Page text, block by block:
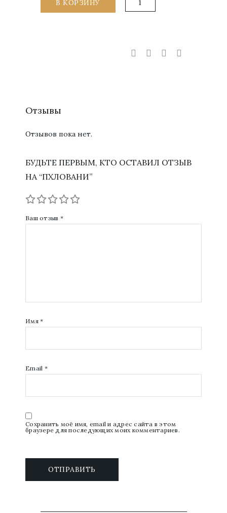
В КОРЗИНУ
товара
Отзывы
Отзывов пока нет.
БУДЬТЕ ПЕРВЫМ, КТО ОСТАВИЛ ОТЗЫВ
НА “ПХЛОВАНИ”
Ваш отзыв *
Имя *
Email *
Сохранить моё имя, email и адрес сайта в этом
браузере для последующих моих комментариев.